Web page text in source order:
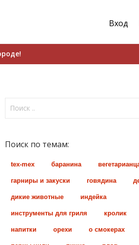
Вход
Поиск по темам:
tex-mex баранина
гарниры и закуски говядина
дикие животные индейка
инструменты для гриля кролик
напитки орехи о смокерах